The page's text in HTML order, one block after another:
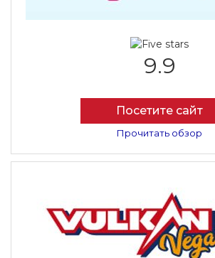
9.9
Посетите сайт
Прочитать обзор